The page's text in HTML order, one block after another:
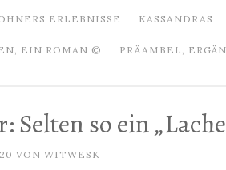
ERLEBNISSE KASSANDRAS
EIN ROMAN © PRÄAMBEL,
Selten so ein
VON WITWESK